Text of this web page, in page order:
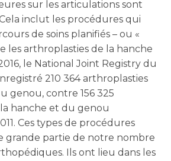
sur les articulations sont
inclut les procédures qui
de soins planifiés – ou «
les arthroplasties de la hanche
le National Joint Registry du
210 364 arthroplasties
genou, contre 156 325
hanche et du genou
Ces types de procédures
grande partie de notre nombre
Ils ont lieu dans les